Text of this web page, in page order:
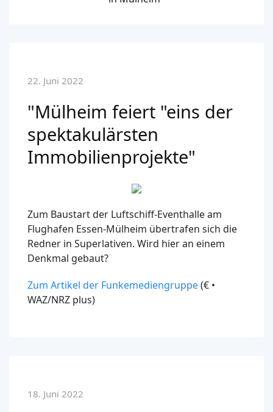
22. Juni 2022
"Mülheim feiert "eins der
spektakulärsten
Immobilienprojekte"
Zum Baustart der Luftschiff-Eventhalle am
Flughafen Essen-Mülheim übertrafen sich die
Redner in Superlativen. Wird hier an einem
Denkmal gebaut?
Zum Artikel der Funkemediengruppe(€ •
WAZ/NRZ plus)
18. Juni 2022